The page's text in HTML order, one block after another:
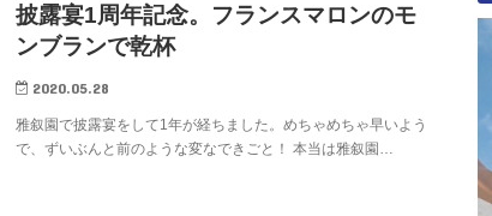
披露宴1周年記念。フランスマロンのモ
ンブランで乾杯
2020.05.28
雅叙園で披露宴をして1年が経ちました。めちゃめちゃ早いよう
で、ずいぶんと前のような変なできごと！ 本当は雅叙園…